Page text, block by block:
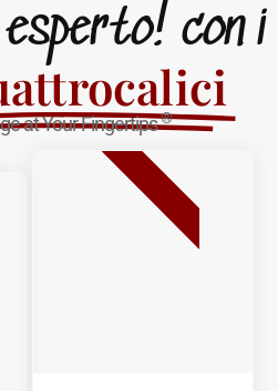
con i
at Your Fingertips®
BESTSELLER